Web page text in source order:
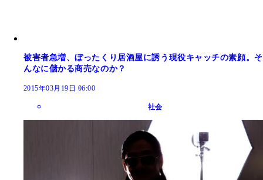
被害者急増、ぼったくり居酒屋に誘う現役キャッチの素顔。そ
んなに儲かる商売なのか？
2015年03月19日 06:00
社会